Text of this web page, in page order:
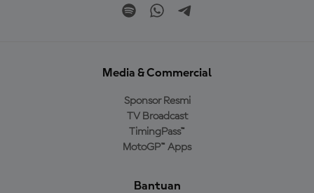
Media & Commercial
Sponsor Resmi
TV Broadcast
TimingPass™
MotoGP™ Apps
Bantuan